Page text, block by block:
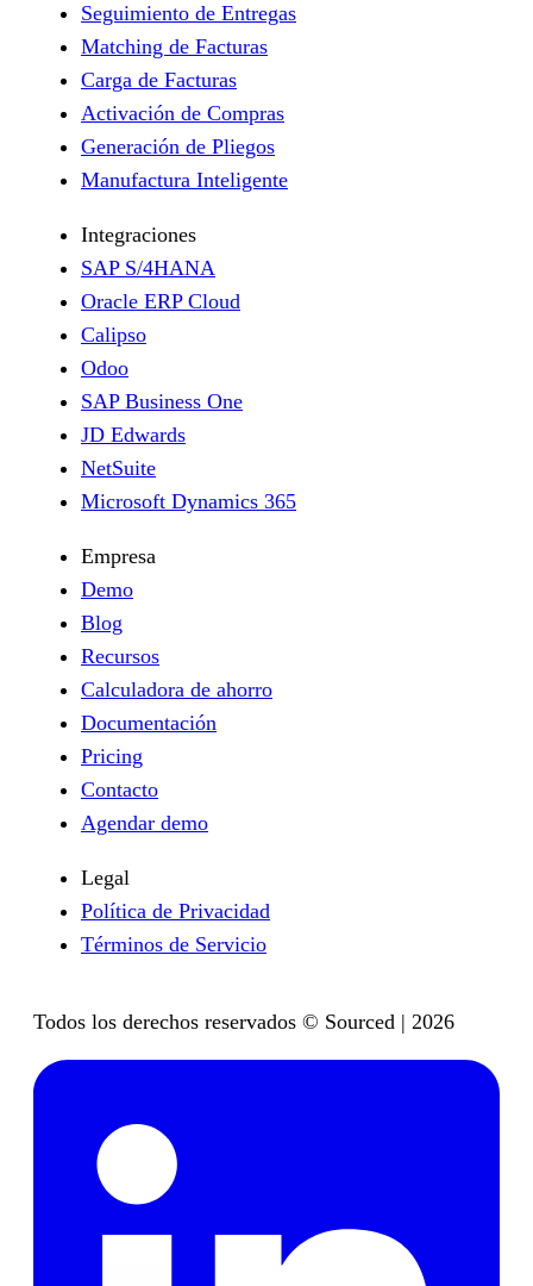
Seguimiento de Entregas
Matching de Facturas
Carga de Facturas
Activación de Compras
Generación de Pliegos
Manufactura Inteligente
Integraciones
SAP S/4HANA
Oracle ERP Cloud
Calipso
Odoo
SAP Business One
JD Edwards
NetSuite
Microsoft Dynamics 365
Empresa
Demo
Blog
Recursos
Calculadora de ahorro
Documentación
Pricing
Contacto
Agendar demo
Legal
Política de Privacidad
Términos de Servicio
Todos los derechos reservados © Sourced | 2026